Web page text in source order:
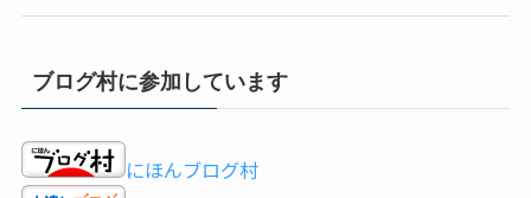
ブログ村に参加しています
にほんブログ村